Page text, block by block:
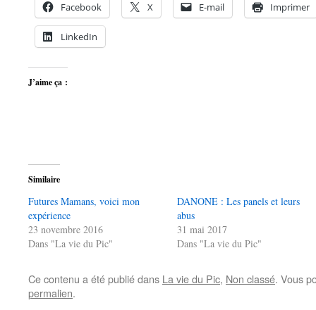
Facebook X E-mail Imprimer
LinkedIn
J’aime ça :
Similaire
Futures Mamans, voici mon
expérience
23 novembre 2016
Dans "La vie du Pic"
DANONE : Les panels et leurs
abus
31 mai 2017
Dans "La vie du Pic"
Ce contenu a été publié dans La vie du Pic, Non classé. Vous
permalien.